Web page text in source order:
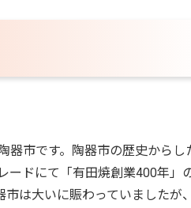
器市です。陶器市の歴史からし
ードにて「有田焼創業400年」
は大いに賑わっていましたが